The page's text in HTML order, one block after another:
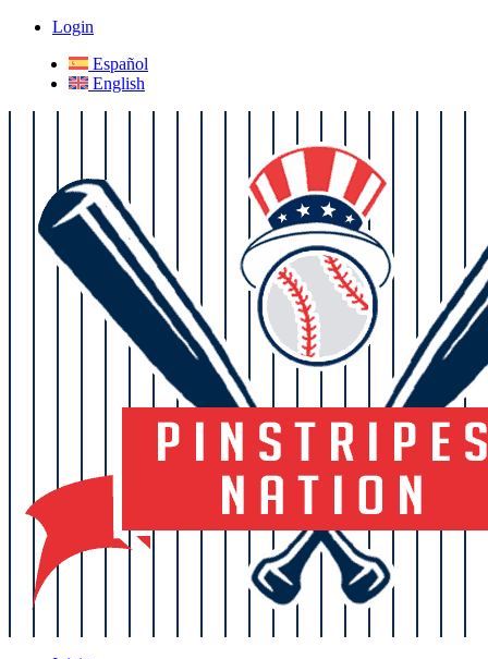
Login
Español
English